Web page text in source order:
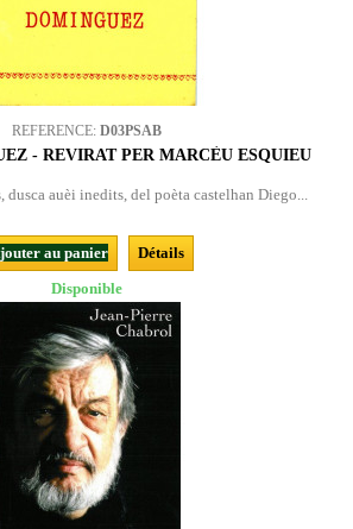
REFERENCE: D03PSAB
- REVIRAT PER MARCÈU ESQUIEU
dusca auèi inedits, del poèta castelhan Diego...
au panier
Détails
Disponible